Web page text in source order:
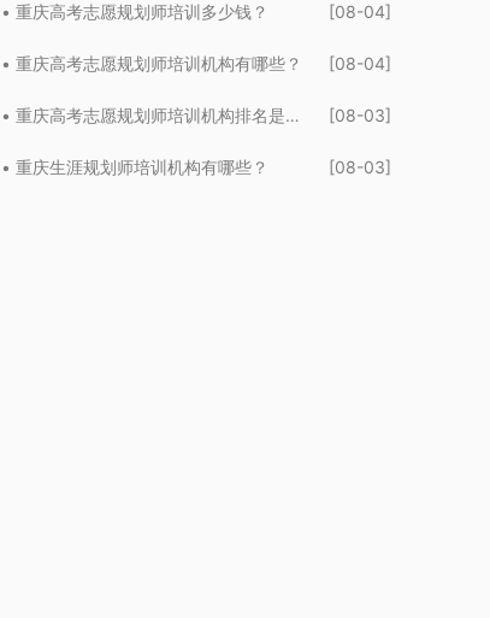
[08-04]
• 重庆高考志愿规划师培训多少钱？
[08-04]
• 重庆高考志愿规划师培训机构有哪些？
[08-03]
• 重庆高考志愿规划师培训机构排名是什么？
[08-03]
• 重庆生涯规划师培训机构有哪些？